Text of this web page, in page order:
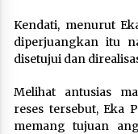
Kendati, menurut
diperjuangkan itu
disetujui dan
Melihat antusias
reses tersebut, Eka
memang tujuan